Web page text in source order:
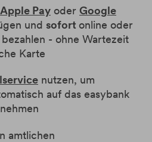
Apple Pay oder Google
und sofort online oder
- ohne Wartezeit
Karte
nutzen, um
auf das easybank
amtlichen